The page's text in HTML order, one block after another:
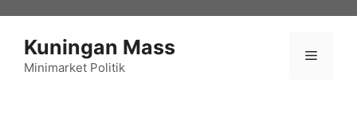
Kuningan Mass
Minimarket Politik
Menu